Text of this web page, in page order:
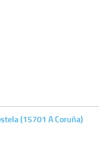
(15701 A Coruña)